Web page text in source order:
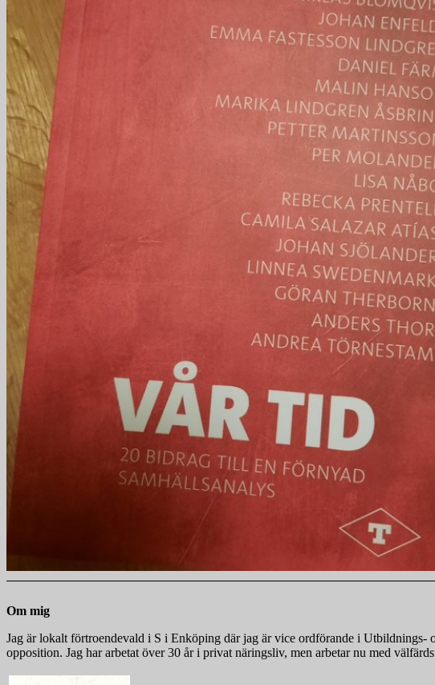
Om mig
Jag är lokalt förtroendevald i S i Enköping där jag är vice ordförande i
opposition. Jag har arbetat över 30 år i privat näringsliv, men arbetar nu med